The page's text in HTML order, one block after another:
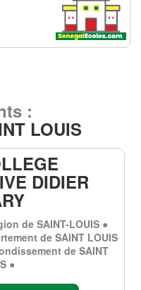
:
LOUIS
DIDIER
de SAINT-LOUIS ●
de SAINT LOUIS
de SAINT
●